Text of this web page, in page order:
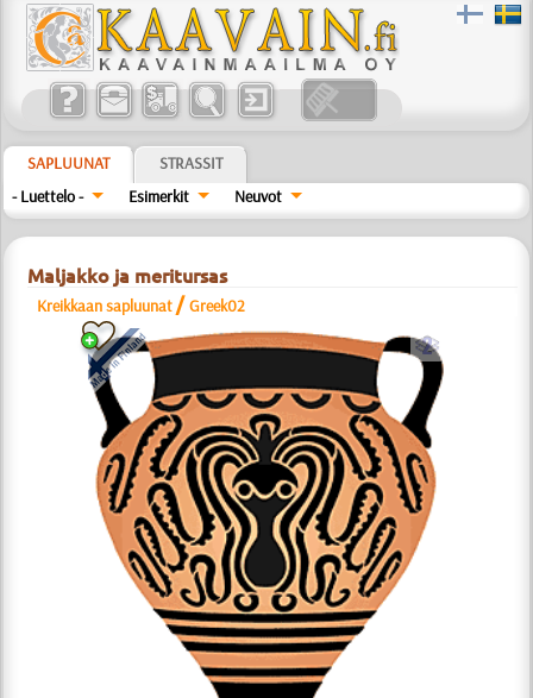
SAPLUUNAT
STRASSIT
- Luettelo -
Esimerkit Neuvot
Maljakko ja meritursas
Kreikkaan sapluunat /Greek02
b